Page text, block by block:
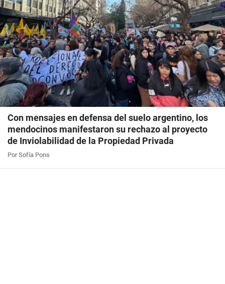
Con mensajes en defensa del suelo argentino, los
mendocinos manifestaron su rechazo al proyecto
de Inviolabilidad de la Propiedad Privada
Por Sofía Pons